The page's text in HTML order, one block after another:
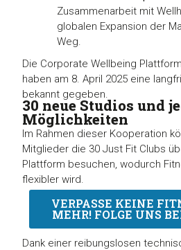
Zusammenarbeit mit
globalen Expansion der
Weg.
Die Corporate Wellbeing
haben am 8. April 2025 eine
bekannt gegeben.
30 neue Studios und
Möglichkeiten
Im Rahmen dieser Kooperation
Mitglieder die 30 Just Fit Clubs
Plattform besuchen, wodurch
flexibler wird.
VERPASSE KEINE
MEHR! FOLGE UNS
Dank einer reibungslosen